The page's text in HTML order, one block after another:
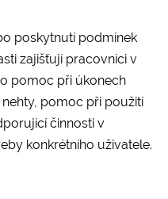
poskytnutí podmínek
zajišťují pracovníci v
pomoc při úkonech
pomoc při použití
činnosti v
konkrétního uživatele.